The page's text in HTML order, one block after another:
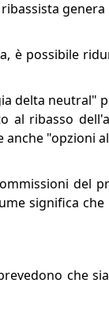
è possibile
delta neutral"
al ribasso
"opzioni
del
significa
che